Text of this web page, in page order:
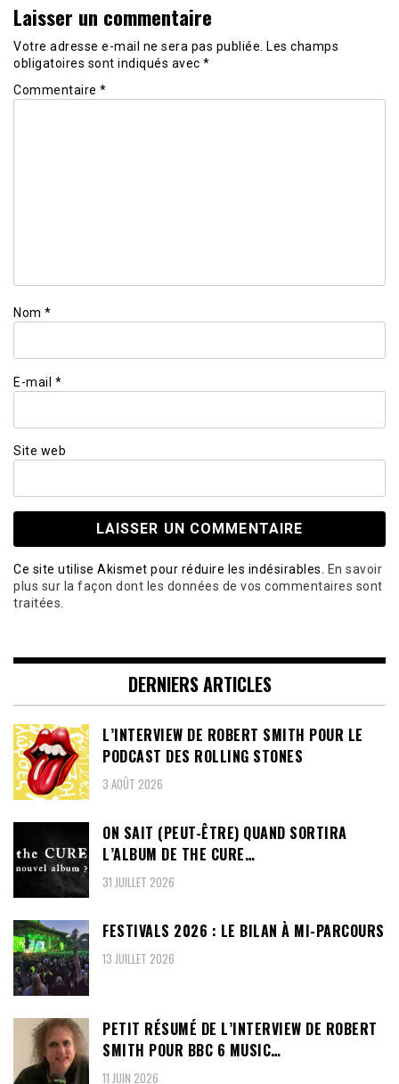
Laisser un commentaire
Votre adresse e-mail ne sera pas publiée.
Les champs
obligatoires sont indiqués avec *
Commentaire *
Nom *
E-mail *
Site web
Ce site utilise Akismet pour réduire les indésirables.
En savoir
plus sur la façon dont les données de vos commentaires sont
traitées
DERNIERS ARTICLES
L’INTERVIEW DE ROBERT SMITH POUR LE
PODCAST DES ROLLING STONES
3 AOÛT 2026
ON SAIT (PEUT-ÊTRE) QUAND SORTIRA
L’ALBUM DE THE CURE…
31 JUILLET 2026
FESTIVALS 2026 : LE BILAN À MI-PARCOURS
13 JUILLET 2026
PETIT RÉSUMÉ DE L’INTERVIEW DE ROBERT
SMITH POUR BBC 6 MUSIC…
11 JUIN 2026